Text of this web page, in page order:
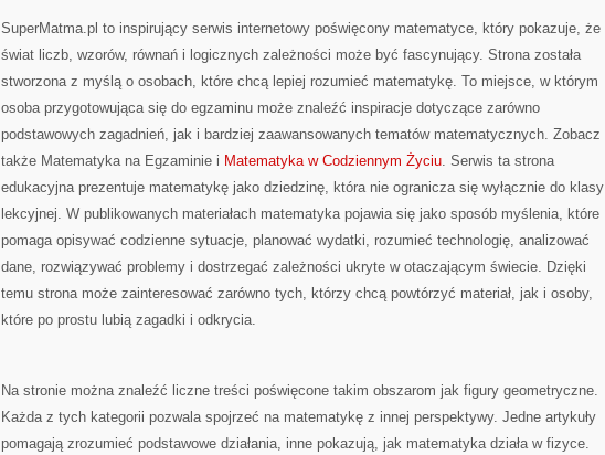
SuperMatma.pl to inspirujący serwis internetowy poświęcony matematyce, który pokazuje, że
świat liczb, wzorów, równań i logicznych zależności może być fascynujący. Strona została
stworzona z myślą o osobach, które chcą lepiej rozumieć matematykę. To miejsce, w którym
osoba przygotowująca się do egzaminu może znaleźć inspiracje dotyczące zarówno
podstawowych zagadnień, jak i bardziej zaawansowanych tematów matematycznych. Zobacz
także Matematyka na Egzaminie i Matematyka w Codziennym Życiu. Serwis ta strona
edukacyjna prezentuje matematykę jako dziedzinę, która nie ogranicza się wyłącznie do klasy
lekcyjnej. W publikowanych materiałach matematyka pojawia się jako sposób myślenia, które
pomaga opisywać codzienne sytuacje, planować wydatki, rozumieć technologię, analizować
dane, rozwiązywać problemy i dostrzegać zależności ukryte w otaczającym świecie. Dzięki
temu strona może zainteresować zarówno tych, którzy chcą powtórzyć materiał, jak i osoby,
które po prostu lubią zagadki i odkrycia.
Na stronie można znaleźć liczne treści poświęcone takim obszarom jak figury geometryczne.
Każda z tych kategorii pozwala spojrzeć na matematykę z innej perspektywy. Jedne artykuły
pomagają zrozumieć podstawowe działania, inne pokazują, jak matematyka działa w fizyce.